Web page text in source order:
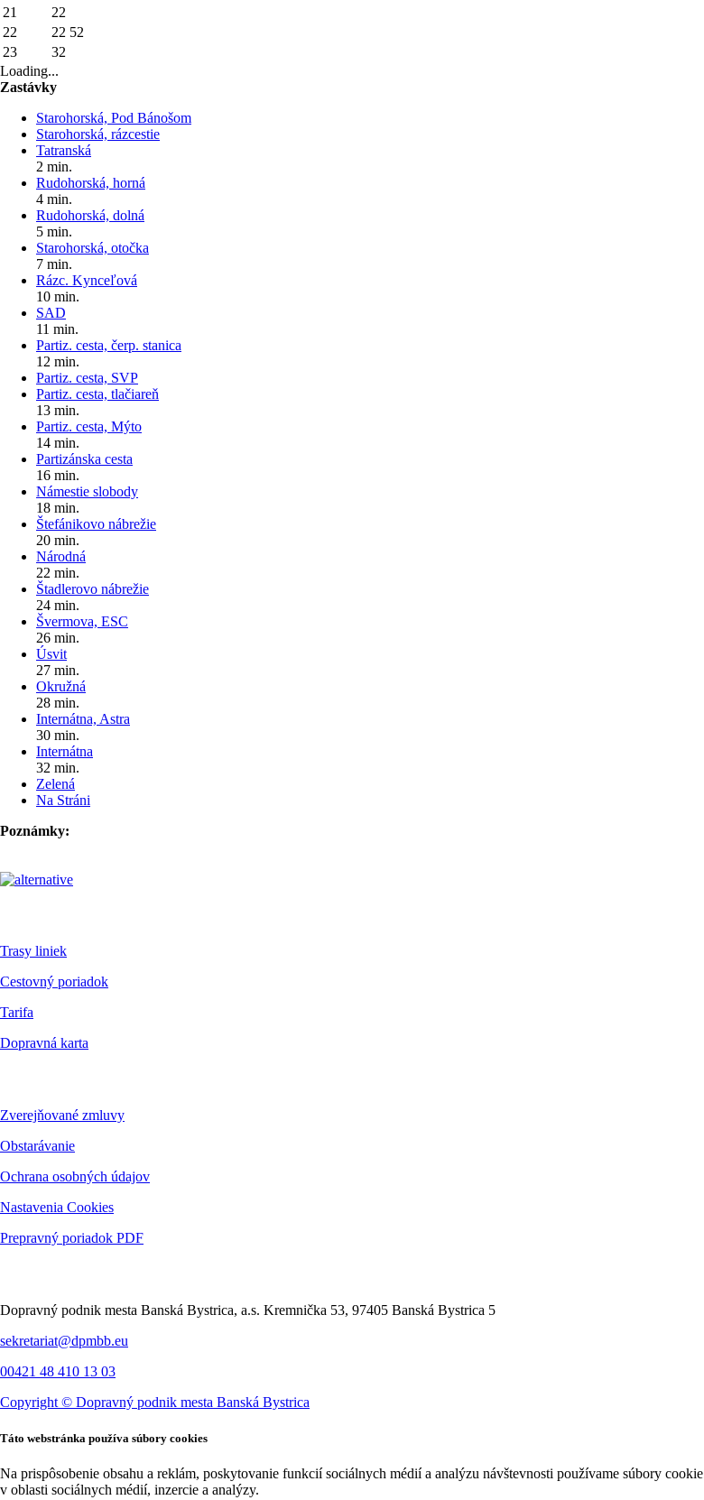
21
22
22
22 52
23
32
Loading...
Zastávky
Starohorská, Pod Bánošom
Starohorská, rázcestie
Tatranská
2 min.
Rudohorská, horná
4 min.
Rudohorská, dolná
5 min.
Starohorská, otočka
7 min.
Rázc. Kynceľová
10 min.
SAD
11 min.
Partiz. cesta, čerp. stanica
12 min.
Partiz. cesta, SVP
Partiz. cesta, tlačiareň
13 min.
Partiz. cesta, Mýto
14 min.
Partizánska cesta
16 min.
Námestie slobody
18 min.
Štefánikovo nábrežie
20 min.
Národná
22 min.
Štadlerovo nábrežie
24 min.
Švermova, ESC
26 min.
Úsvit
27 min.
Okružná
28 min.
Internátna, Astra
30 min.
Internátna
32 min.
Zelená
Na Stráni
Poznámky:
Trasy liniek
Cestovný poriadok
Tarifa
Dopravná karta
Zverejňované zmluvy
Obstarávanie
Ochrana osobných údajov
Nastavenia Cookies
Prepravný poriadok PDF
Dopravný podnik mesta Banská Bystrica, a.s. Kremnička 53, 97405 Banská Bystrica 5
sekretariat@dpmbb.eu
00421 48 410 13 03
Copyright © Dopravný podnik mesta Banská Bystrica
Táto webstránka používa súbory cookies
Na prispôsobenie obsahu a reklám, poskytovanie funkcií sociálnych médií a analýzu návštevnosti používame súbory
v oblasti sociálnych médií, inzercie a analýzy.